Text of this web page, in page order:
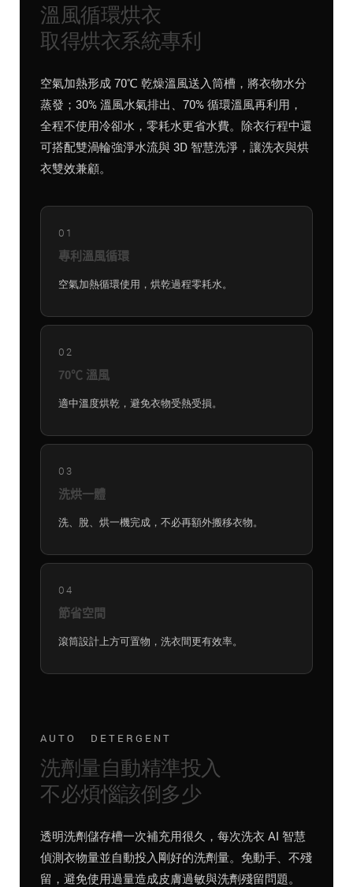
溫風循環烘衣
取得烘衣系統專利
空氣加熱形成 70℃ 乾燥溫風送入筒槽，將衣物水分
蒸發；30% 溫風水氣排出、70% 循環溫風再利用，
全程不使用冷卻水，零耗水更省水費。除衣行程中還
可搭配雙渦輪強淨水流與 3D 智慧洗淨，讓洗衣與烘
衣雙效兼顧。
01
專利溫風循環
空氣加熱循環使用，烘乾過程零耗水。
02
70℃ 溫風
適中溫度烘乾，避免衣物受熱受損。
03
洗烘一體
洗、脫、烘一機完成，不必再額外搬移衣物。
04
節省空間
滾筒設計上方可置物，洗衣間更有效率。
AUTO DETERGENT
洗劑量自動精準投入
不必煩惱該倒多少
透明洗劑儲存槽一次補充用很久，每次洗衣 AI 智慧
偵測衣物量並自動投入剛好的洗劑量。免動手、不殘
留，避免使用過量造成皮膚過敏與洗劑殘留問題。